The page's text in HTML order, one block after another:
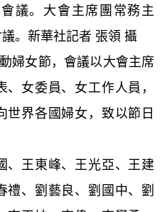
議。大會主席團常務主
。新華社記者 張領 攝
女節，會議以大會主席
女委員、女工作人員，
世界各國婦女，致以節日
王東峰、王光亞、王建
禮、劉藝良、劉國中、劉